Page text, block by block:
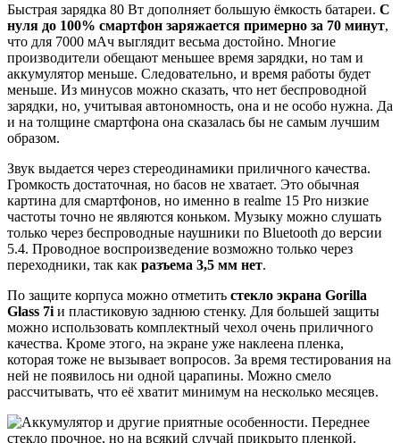
Быстрая зарядка 80 Вт дополняет большую ёмкость батареи. С
нуля до 100% смартфон заряжается примерно за 70 минут,
что для 7000 мАч выглядит весьма достойно. Многие
производители обещают меньшее время зарядки, но там и
аккумулятор меньше. Следовательно, и время работы будет
меньше. Из минусов можно сказать, что нет беспроводной
зарядки, но, учитывая автономность, она и не особо нужна. Да
и на толщине смартфона она сказалась бы не самым лучшим
образом.
Звук выдается через стереодинамики приличного качества.
Громкость достаточная, но басов не хватает. Это обычная
картина для смартфонов, но именно в realme 15 Pro низкие
частоты точно не являются коньком. Музыку можно слушать
только через беспроводные наушники по Bluetooth до версии
5.4. Проводное воспроизведение возможно только через
переходники, так как разъема 3,5 мм нет.
По защите корпуса можно отметить стекло экрана Gorilla
Glass 7i и пластиковую заднюю стенку. Для большей защиты
можно использовать комплектный чехол очень приличного
качества. Кроме этого, на экране уже наклеена пленка,
которая тоже не вызывает вопросов. За время тестирования на
ней не появилось ни одной царапины. Можно смело
рассчитывать, что её хватит минимум на несколько месяцев.